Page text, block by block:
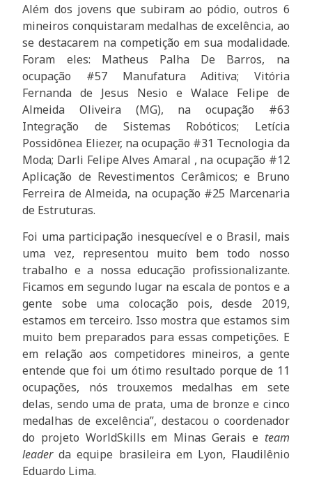
Além dos jovens que subiram ao pódio, outros 6
mineiros conquistaram medalhas de excelência, ao
se destacarem na competição em sua modalidade.
Foram eles: Matheus Palha De Barros, na
ocupação #57 Manufatura Aditiva; Vitória
Fernanda de Jesus Nesio e Walace Felipe de
Almeida Oliveira (MG), na ocupação #63
Integração de Sistemas Robóticos; Letícia
Possidônea Eliezer, na ocupação #31 Tecnologia da
Moda; Darli Felipe Alves Amaral , na ocupação #12
Aplicação de Revestimentos Cerâmicos; e Bruno
Ferreira de Almeida, na ocupação #25 Marcenaria
de Estruturas.
Foi uma participação inesquecível e o Brasil, mais
uma vez, representou muito bem todo nosso
trabalho e a nossa educação profissionalizante.
Ficamos em segundo lugar na escala de pontos e a
gente sobe uma colocação pois, desde 2019,
estamos em terceiro. Isso mostra que estamos sim
muito bem preparados para essas competições. E
em relação aos competidores mineiros, a gente
entende que foi um ótimo resultado porque de 11
ocupações, nós trouxemos medalhas em sete
delas, sendo uma de prata, uma de bronze e cinco
medalhas de excelência”, destacou o coordenador
do projeto WorldSkills em Minas Gerais e team
leaderda equipe brasileira em Lyon, Flaudilênio
Eduardo Lima.